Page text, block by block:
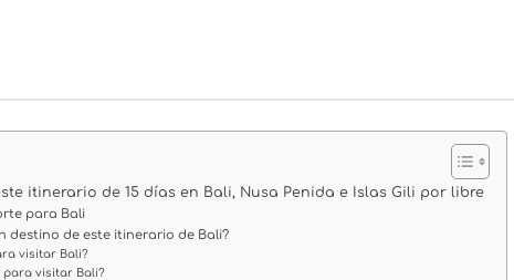
itinerario de 15 días en Bali, Nusa Penida e Islas Gili por libre
para Bali
destino de este itinerario de Bali?
visitar Bali?
para visitar Bali?